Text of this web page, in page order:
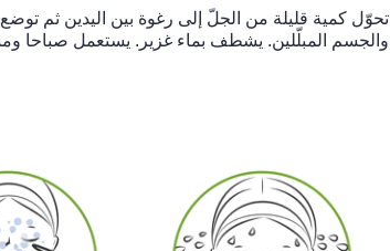
تحوّل كمية قليلة من الجلّ إلى رغوة بين اليدين ثم
والجسم المبلّلين. يشطف بماء غزير. يستعمل صباحا